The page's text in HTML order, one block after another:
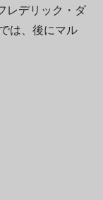
レデリック・ダ
は、後にマル